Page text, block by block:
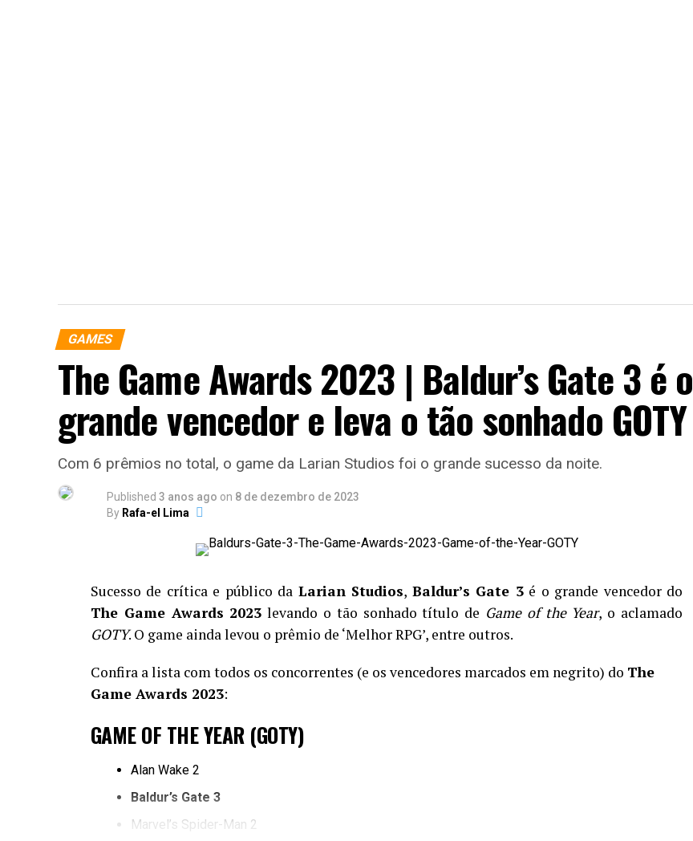
GAMES
The Game Awards 2023 | Baldur’s Gate 3 é o
grande vencedor e leva o tão sonhado GOTY
Com 6 prêmios no total, o game da Larian Studios foi o grande sucesso da noite.
Published 3 anos ago on 8 de dezembro de 2023
By Rafa-el Lima
Sucesso de crítica e público da Larian Studios, Baldur’s Gate 3é o grande vencedor do
The Game Awards 2023 levando o tão sonhado título de Game of the Year, o aclamado
GOTY. O game ainda levou o prêmio de ‘Melhor RPG’, entre outros.
Confira a lista com todos os concorrentes (e os vencedores marcados em negrito) do The
Game Awards 2023:
GAME OF THE YEAR (GOTY)
Alan Wake 2
Baldur’s Gate 3
Marvel’s Spider-Man 2